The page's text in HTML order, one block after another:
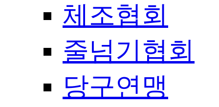
체조협회
줄넘기협회
당구연맹